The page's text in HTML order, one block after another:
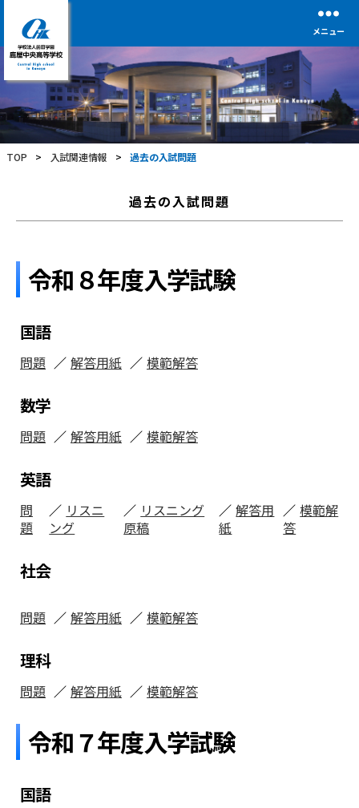
学
校
法
人
前
田
屋
高
等
学
メニュー
TOP > 入試関連情報 > 過去の入試問題
過去の入試問題
令和８年度入学試験
国語
問題 解答用紙 模範解答
数学
問題 解答用紙 模範解答
英語
問
題
リスニ
ング
リスニング
原稿
解答用
紙
模範解
答
社会
問題 解答用紙 模範解答
理科
問題 解答用紙 模範解答
令和７年度入学試験
国語